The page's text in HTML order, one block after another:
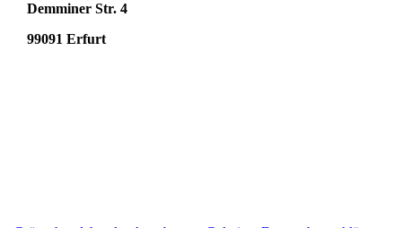
Demminer Str. 4
99091 Erfurt